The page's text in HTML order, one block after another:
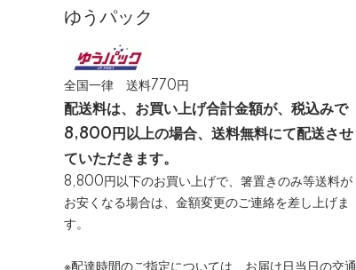
ゆうパック
全国一律 送料770円
配送料は、お買い上げ合計金額が、税込みで
8,800円以上の場合、送料無料にて配送させ
ていただきます。
8,800円以下のお買い上げで、箸置きのみ等送料が
お安くなる場合は、金額変更のご連絡を差し上げま
す。